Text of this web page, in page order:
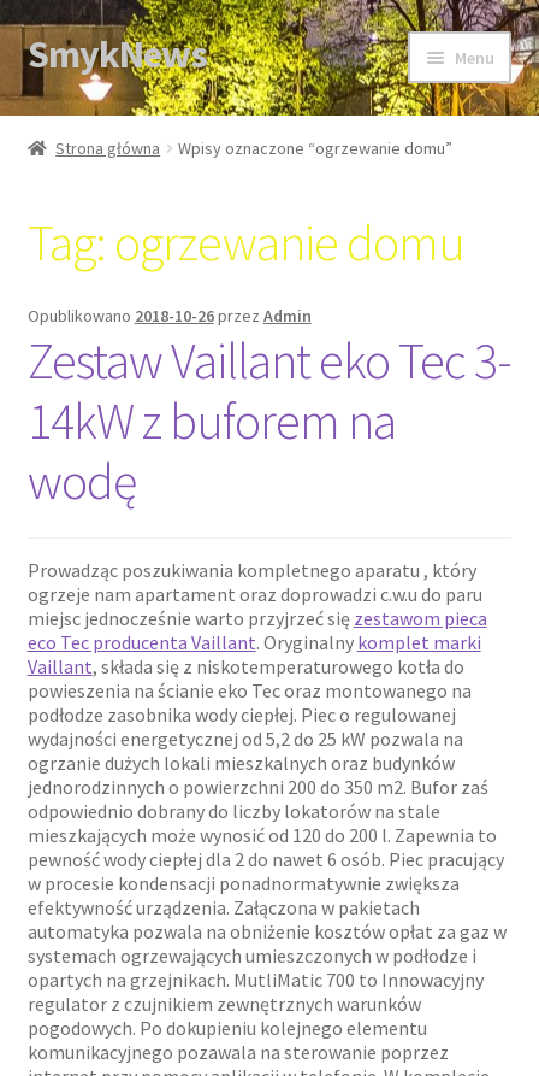
Przejdź
do
nawigacji
Przejdź
do
treści
SmykNews Menu
Strona główna
Strona główna Wpisy oznaczone “ogrzewanie domu”
Tag: ogrzewanie domu
Opublikowano 2018-10-26przez Admin
Zestaw Vaillant eko Tec 3-
14kW z buforem na
wodę
Prowadząc poszukiwania kompletnego aparatu , który
ogrzeje nam apartament oraz doprowadzi c.w.u do paru
miejsc jednocześnie warto przyjrzeć się zestawom pieca
eco Tec producenta Vaillant. Oryginalny komplet marki
Vaillant, składa się z niskotemperaturowego kotła do
powieszenia na ścianie eko Tec oraz montowanego na
podłodze zasobnika wody ciepłej. Piec o regulowanej
wydajności energetycznej od 5,2 do 25 kW pozwala na
ogrzanie dużych lokali mieszkalnych oraz budynków
jednorodzinnych o powierzchni 200 do 350 m2. Bufor zaś
odpowiednio dobrany do liczby lokatorów na stale
mieszkających może wynosić od 120 do 200 l. Zapewnia to
pewność wody ciepłej dla 2 do nawet 6 osób. Piec pracujący
w procesie kondensacji ponadnormatywnie zwiększa
efektywność urządzenia. Załączona w pakietach
automatyka pozwala na obniżenie kosztów opłat za gaz w
systemach ogrzewających umieszczonych w podłodze i
opartych na grzejnikach. MutliMatic 700 to Innowacyjny
regulator z czujnikiem zewnętrznych warunków
pogodowych. Po dokupieniu kolejnego elementu
komunikacyjnego pozawala na sterowanie poprzez